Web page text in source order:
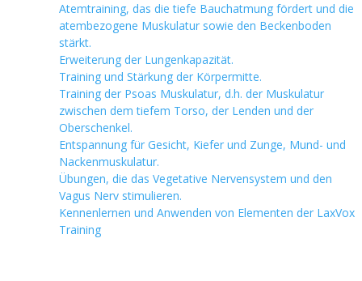
Atemtraining, das die tiefe Bauchatmung fördert und die
atembezogene Muskulatur sowie den Beckenboden
stärkt.
Erweiterung der Lungenkapazität.
Training und Stärkung der Körpermitte.
Training der Psoas Muskulatur, d.h. der Muskulatur
zwischen dem tiefem Torso, der Lenden und der
Oberschenkel.
Entspannung für Gesicht, Kiefer und Zunge, Mund- und
Nackenmuskulatur.
Übungen, die das Vegetative Nervensystem und den
Vagus Nerv stimulieren.
Kennenlernen und Anwenden von Elementen der LaxVox
Training